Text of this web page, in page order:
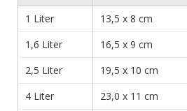
1 Liter
13,5 x 8 cm
1,6 Liter
16,5 x 9 cm
2,5 Liter
19,5 x 10 cm
4 Liter
23,0 x 11 cm